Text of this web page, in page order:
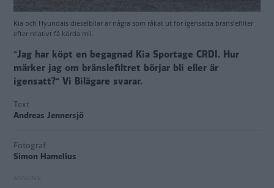
Kia och Hyundais dieselbilar är några som råkat ut för igensatta bränslefilter
efter relativt få körda mil.
"Jag har köpt en begagnad Kia Sportage CRDI. Hur
märker jag om bränslefiltret börjar bli eller är
igensatt?" Vi Bilägare svarar.
Text
Andreas Jennersjö
Fotograf
Simon Hamelius